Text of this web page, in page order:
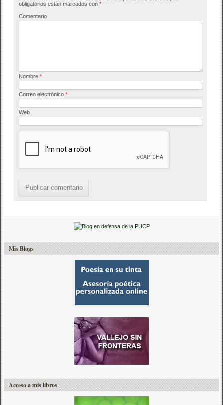
o
o
tir
obligatorios están marcados con*
Comentario
Nombre*
Correo electrónico*
Web
Mis Blogs
Acceso a mis libros